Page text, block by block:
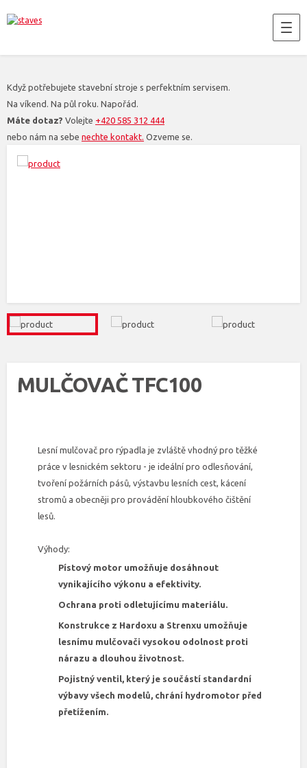
Když potřebujete stavební stroje s perfektním servisem.
Na víkend. Na půl roku. Napořád.
Máte dotaz? Volejte +420 585 312 444
nebo nám na sebe nechte kontakt. Ozveme se.
MULČOVAČ TFC100
Lesní mulčovač pro rýpadla je zvláště vhodný pro těžké
práce v lesnickém sektoru - je ideální pro odlesňování,
tvoření požárních pásů, výstavbu lesních cest, kácení
stromů a obecněji pro provádění hloubkového čištění
lesů.
Výhody:
Pístový motor umožňuje dosáhnout
vynikajícího výkonu a efektivity.
Ochrana proti odletujícímu materiálu.
Konstrukce z Hardoxu a Strenxu umožňuje
lesnímu mulčovači vysokou odolnost proti
nárazu a dlouhou životnost.
Pojistný ventil, který je součástí standardní
výbavy všech modelů, chrání hydromotor před
přetížením.